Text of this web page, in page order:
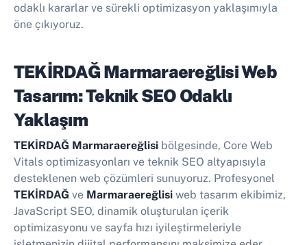
odaklı kararlar ve sürekli optimizasyon yaklaşımıyla
öne çıkıyoruz.
TEKİRDAĞ Marmaraereğlisi Web
Tasarım: Teknik SEO Odaklı
Yaklaşım
TEKİRDAĞ Marmaraereğlisi bölgesinde, Core Web
Vitals optimizasyonları ve teknik SEO altyapısıyla
desteklenen web çözümleri sunuyoruz. Profesyonel
TEKİRDAĞ ve Marmaraereğlisi web tasarım ekibimiz,
JavaScript SEO, dinamik oluşturulan içerik
optimizasyonu ve sayfa hızı iyileştirmeleriyle